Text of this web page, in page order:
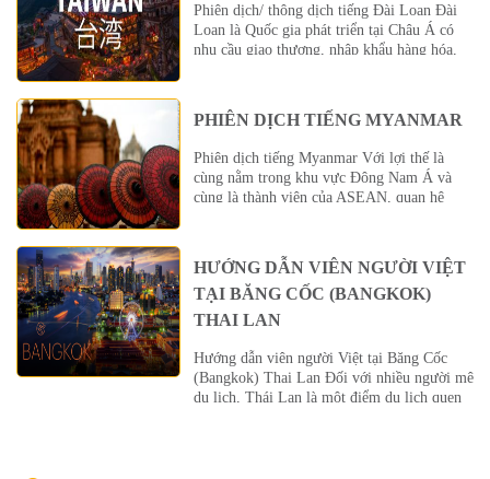
Hồng Kông nằm trên bờ […]
Phiên dịch/ thông dịch tiếng Đài Loan Đài
Loan là Quốc gia phát triển tại Châu Á có
nhu cầu giao thương, nhập khẩu hàng hóa,
tài liệu tiếng Đài Loan tại Phiên dịch quốc tế
[…]
PHIÊN DỊCH TIẾNG MYANMAR
Phiên dịch tiếng Myanmar Với lợi thế là
cùng nằm trong khu vực Đông Nam Á và
cùng là thành viên của ASEAN, quan hệ
dấu bởi số lượng công ty Myanmar đầu tư
vào Việt Nam và ngược […]
HƯỚNG DẪN VIÊN NGƯỜI VIỆT
TẠI BĂNG CỐC (BANGKOK)
THAI LAN
Hướng dẫn viên người Việt tại Băng Cốc
(Bangkok) Thai Lan Đối với nhiều người mê
du lịch, Thái Lan là một điểm du lịch quen